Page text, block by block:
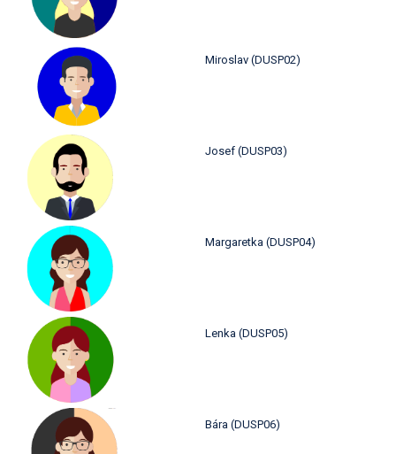
Miroslav (DUSP02)
Josef (DUSP03)
Margaretka (DUSP04)
Lenka (DUSP05)
Bára (DUSP06)